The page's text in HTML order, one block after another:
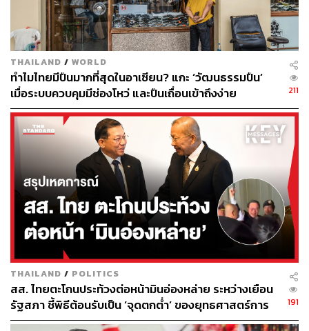
ข้อที่ 3 ซึ่งสำคัญมาก คืออุตสาหกรรมสนับสนุนและความ
เป็นฐานการผลิต “สิ่งสำคัญที่ทำให้สิงคโปร์งานลดลงคือ เรื่อง
อุตสาหกรรมซัพพอร์ต สิงคโปร์ไม่มีโรงงาน เป็นแค่เมือง
Trading” แต่ประเทศไทยมีนิคมอุตสาหกรรม มีโรงงาน มีผู้
ผลิตจริง โดยเฉพาะธุรกิจ Advance Manufacturing ที่ใช้
เทคโนโลยี ทำให้ผู้ซื้อและผู้ขายอยู่ในประเทศไทยเป็นหลัก
THAILAND / WORLD
ทำไมไทยมีปืนมากที่สุดในอาเซียน? แกะ ‘วัฒนธรรมปืน’
เมื่อระบบควบคุมมีช่องโหว่ และปืนเถื่อนเข้าถึงง่าย
211
THAILAND / POLITICS
สส. ไทยตะโกนประท้วงต่อหน้ามินอ่องหล่าย ระหว่างเยือน
รัฐสภา ชี้พิธีต้อนรับเป็น ‘จุดตกต่ำ’ ของยุทธศาสตร์การ
ทูตไทย
191